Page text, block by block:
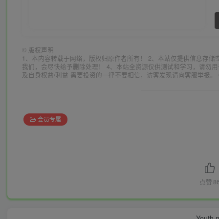
© 版权声明
1、本内容转载于网络，版权归原作者所有！ 2、本站仅提供信息存
我们，会尽快给予删除处理！ 4、本站全资源仅供测试和学习，请勿
及自身权益/利益 需要投资的一律不要相信，访客发现请向客服举报
会员专属
点赞